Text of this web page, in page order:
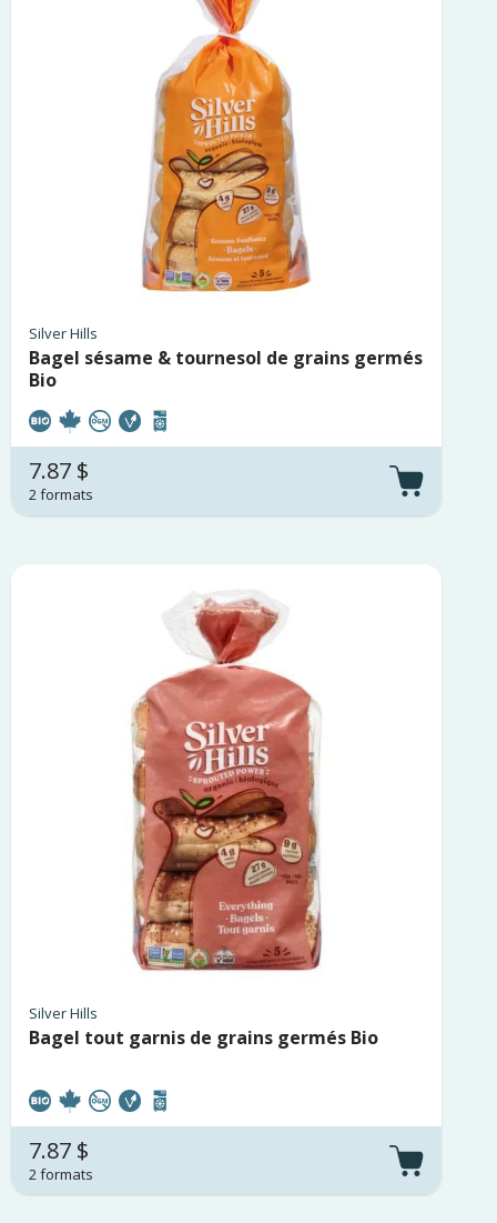
Silver Hills
Bagel sésame & tournesol de grains germés
Bio
7.87 $
2 formats
Silver Hills
Bagel tout garnis de grains germés Bio
7.87 $
2 formats